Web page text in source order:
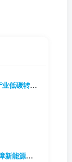
辑与投资启示
接入电网